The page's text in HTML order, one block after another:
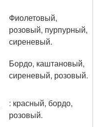
Фиолетовый,
розовый, пурпурный,
сиреневый.
Бордо, каштановый,
сиреневый, розовый.
: красный, бордо,
розовый.